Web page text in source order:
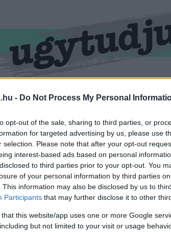
- Do Not Process My Personal
opt-out of the sale, sharing to third parties, or
for targeted advertising by us, please use
selection. Please note that after your opt-out
interest-based ads based on personal
to third parties prior to your opt-out. You
of your personal information by third parties
This information may also be disclosed by us to
Participants that may further disclose it to other
that this website/app uses one or more Google
but not limited to your visit or usage
ellátva.